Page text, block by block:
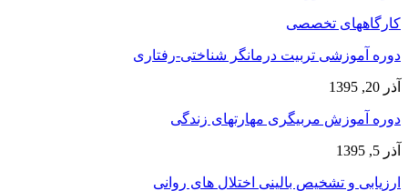
کارگاههای تخصصی
دوره آموزشی تربیت درمانگر شناختی-رفتاری
آذر 20, 1395
دوره آموزش مربیگری مهارتهای زندگی
آذر 5, 1395
ارزیابی و تشخیص بالینی اختلال های روانی